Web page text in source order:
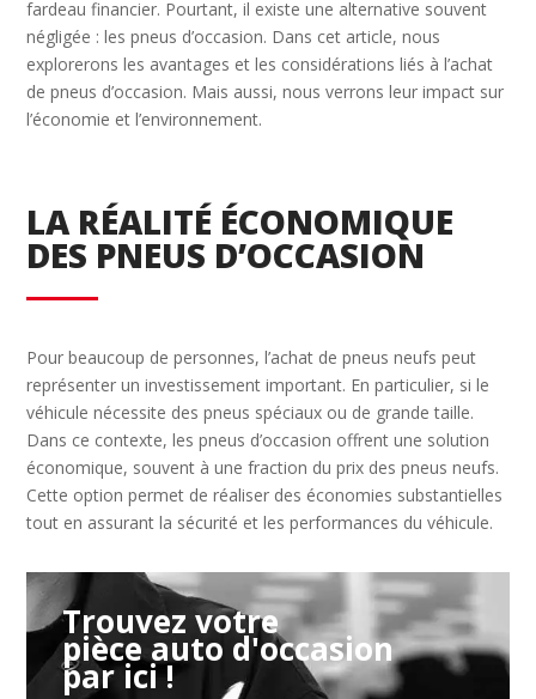
fardeau financier. Pourtant, il existe une alternative souvent
négligée : les pneus d’occasion. Dans cet article, nous
explorerons les avantages et les considérations liés à l’achat
de pneus d’occasion. Mais aussi, nous verrons leur impact sur
l’économie et l’environnement.
LA RÉALITÉ ÉCONOMIQUE
DES PNEUS D’OCCASION
Pour beaucoup de personnes, l’achat de pneus neufs peut
représenter un investissement important. En particulier, si le
véhicule nécessite des pneus spéciaux ou de grande taille.
Dans ce contexte, les pneus d’occasion offrent une solution
économique, souvent à une fraction du prix des pneus neufs.
Cette option permet de réaliser des économies substantielles
tout en assurant la sécurité et les performances du véhicule.
Trouvez votre
pièce auto d'occasion
par ici !